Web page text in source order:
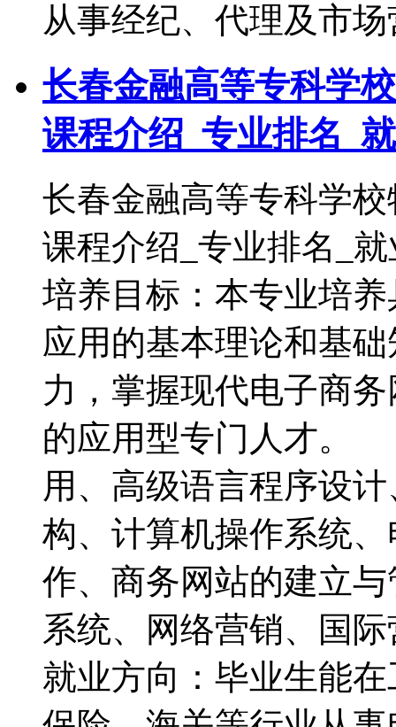
从事经纪、代理及市
长春金融高等专科学
课程介绍_专业排名_
长春金融高等专科学
课程介绍_专业排
培养目标：本专业培
应用的基本理论和基
力，掌握现代电子商
的应用型专门人才。
用、高级语言程序设
构、计算机操作系统
作、商务网站的建立
系统、网络营销、
就业方向：毕业生能